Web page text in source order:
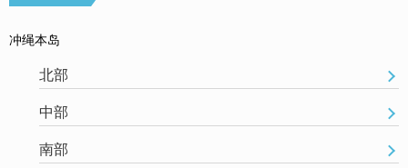
冲绳本岛
北部
中部
南部